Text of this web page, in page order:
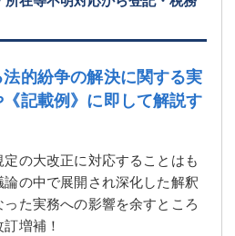
的紛争の解決に関する実
《記載例》に即して解説す
の大改正に対応することはも
の中で展開され深化した解釈
た実務への影響を余すところ
増補！